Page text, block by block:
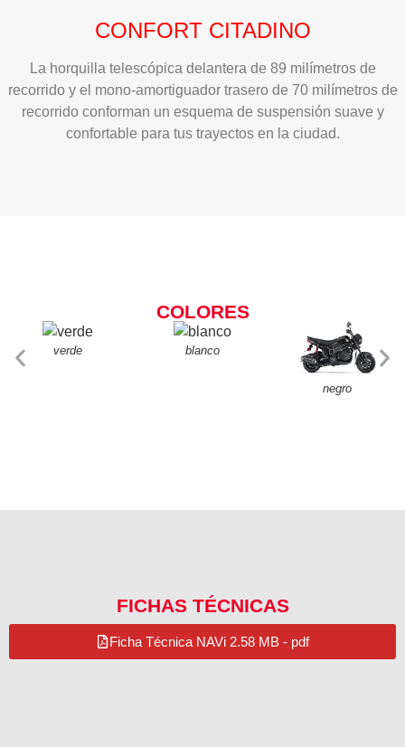
CONFORT CITADINO
La horquilla telescópica delantera de 89 milímetros de
recorrido y el mono-amortiguador trasero de 70 milímetros de
recorrido conforman un esquema de suspensión suave y
confortable para tus trayectos en la ciudad.
COLORES
verde blanco
negro
FICHAS TÉCNICAS
Ficha Técnica NAVi 2.58 MB - pdf